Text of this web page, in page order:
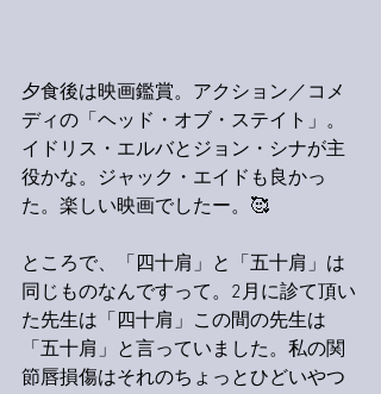
夕食後は映画鑑賞。アクション／コメ
ディの「ヘッド・オブ・ステイト」。
イドリス・エルバとジョン・シナが主
役かな。ジャック・エイドも良かっ
た。楽しい映画でしたー。🥰
ところで、「四十肩」と「五十肩」は
同じものなんですって。2月に診て頂い
た先生は「四十肩」この間の先生は
「五十肩」と言っていました。私の関
節唇損傷はそれのちょっとひどいやつ